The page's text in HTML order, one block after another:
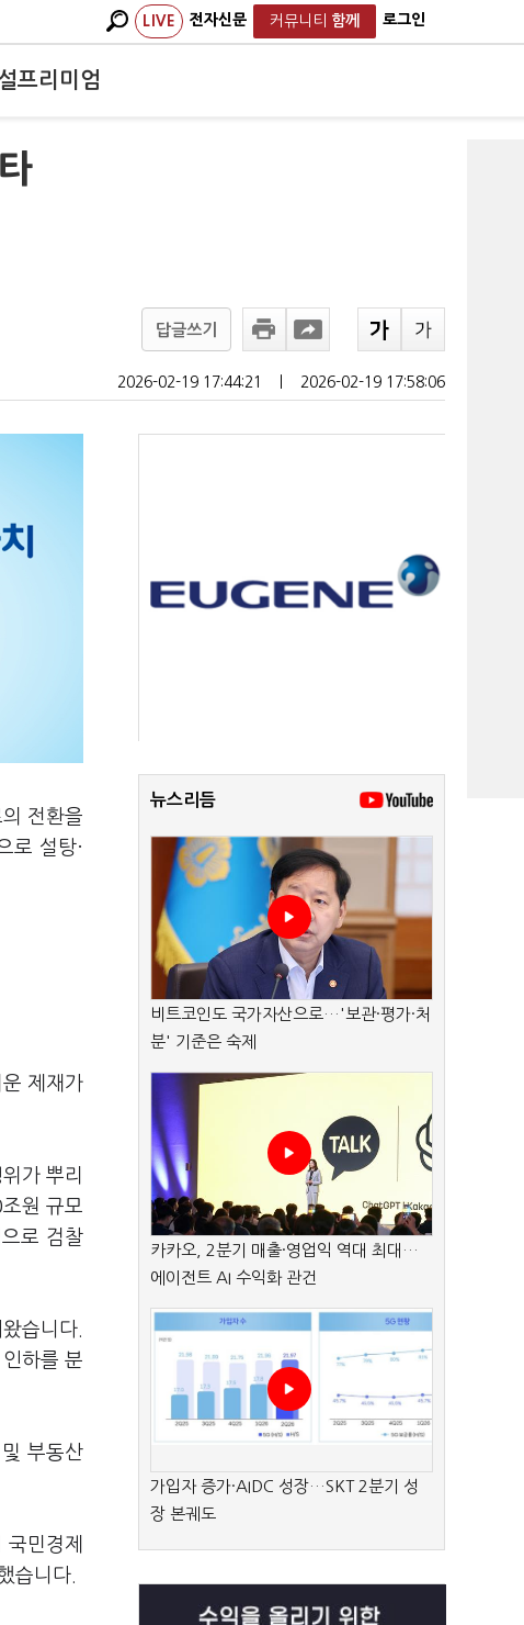
LIVE 전자신문 커뮤니티 함께 로그인
프리미엄
답글쓰기
2026-02-19 17:44:21 2026-02-19 17:58:06
전환을
로 설탕·
제재가
가 뿌리
원 규모
로 검찰
습니다.
하를 분
부동산
민경제
습니다.
뉴스리듬
비트코인도 국가자산으로…'보관·평가·처
분' 기준은 숙제
카카오, 2분기 매출·영업익 역대 최대…
에이전트 AI 수익화 관건
가입자 증가·AIDC 성장…SKT 2분기 성
장 본궤도